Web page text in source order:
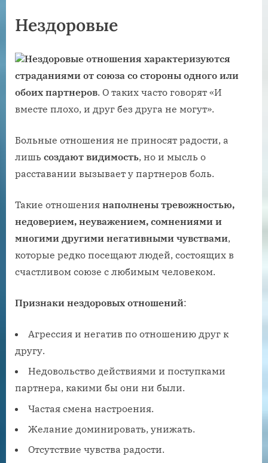
Нездоровые
Нездоровые отношения характеризуются
страданиями от союза со стороны одного или
обоих партнеров. О таких часто говорят «‎И
вместе плохо, и друг без друга не могут».
Больные отношения не приносят радости, а
лишь создают видимость, но и мысль о
расставании вызывает у партнеров боль.
Такие отношения наполнены тревожностью,
недоверием, неуважением, сомнениями и
многими другими негативными чувствами,
которые редко посещают людей, состоящих в
счастливом союзе с любимым человеком.
Признаки нездоровых отношений:
Агрессия и негатив по отношению друг к
другу.
Недовольство действиями и поступками
партнера, какими бы они ни были.
Частая смена настроения.
Желание доминировать, унижать.
Отсутствие чувства радости.